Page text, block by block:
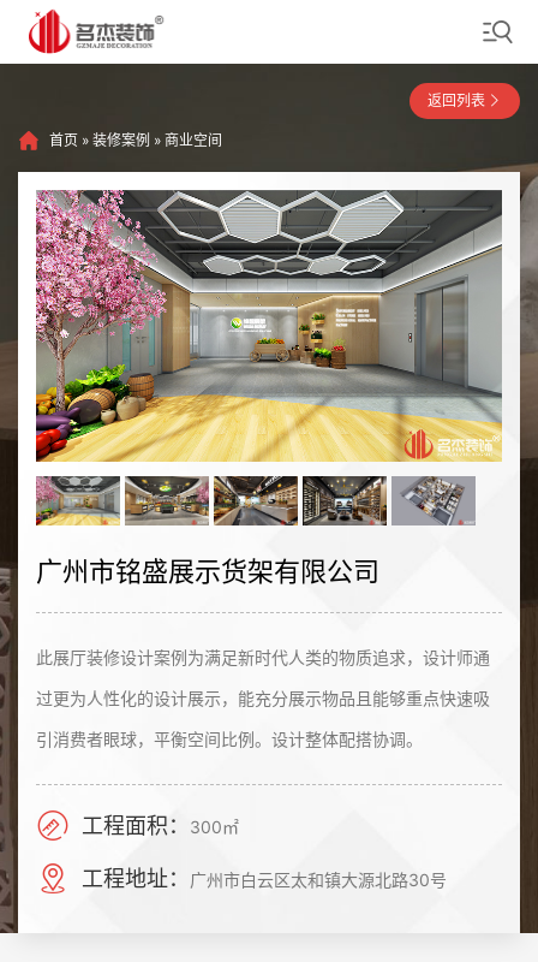
首页 » 装修案例 » 商业空间
返回列表
广州市铭盛展示货架有限公司
此展厅装修设计案例为满足新时代人类的物质追求，设计师通
过更为人性化的设计展示，能充分展示物品且能够重点快速吸
引消费者眼球，平衡空间比例。设计整体配搭协调。
工程面积： 300㎡
工程地址： 广州市白云区太和镇大源北路30号